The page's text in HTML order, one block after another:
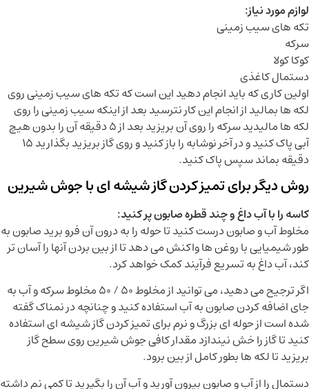
لوازم مورد نیاز:
تکه های سیب زمینی
سرکه
کوکا کولا
دستمال کاغذی
اولین کاری که باید انجام دهید این است که تکه های سیب زمینی روی
لکه ها بمالید از انجام این کار نترسید بعد از اینکه سیب زمینی را روی
لکه ها مالیدید سرکه را روی آن بریزید بعد از 5 دقیقه آن را بدون هیچ
آبی پاک کنید و در آخر نوشابه را باز کنید و روی گاز بریزید بگذارید 15
دقیقه بماند سپس پاک کنید.
روش دیگر برای تمیز کردن گاز شیشه ای با جوش شیرین
کاسه را با آب داغ و چند قطره صابون پر کنید:
مخلوط آب و صابون درست کنید تا حوله را به درون آن فرو برید صابون به
طور شیمیایی با روغن ها واکنش می دهد تا از بین بردن آنها را آسان تر
کند، آب داغ به تسریع فرآیند کمک خواهد کرد.
اگر ترجیح می دهید، می توانید از مخلوط 50 / 50 مخلوط سرکه و آب به
جای اضافه کردن صابون به آب استفاده کنید و چنانچه در نمناک گفته
شده است از حوله ای بزرگ و نرم برای تمیز کردن گاز شیشه ای استفاده
کنید تا گاز را خش نیندازد مقدار کافی جوش شیرین روی سطح گاز
بریزید تا لکه ها بطور کامل از بین برود.
دستمال را از آب و صابون بیرون آورید و آب آن را بگیرید تا کمی نم داشته